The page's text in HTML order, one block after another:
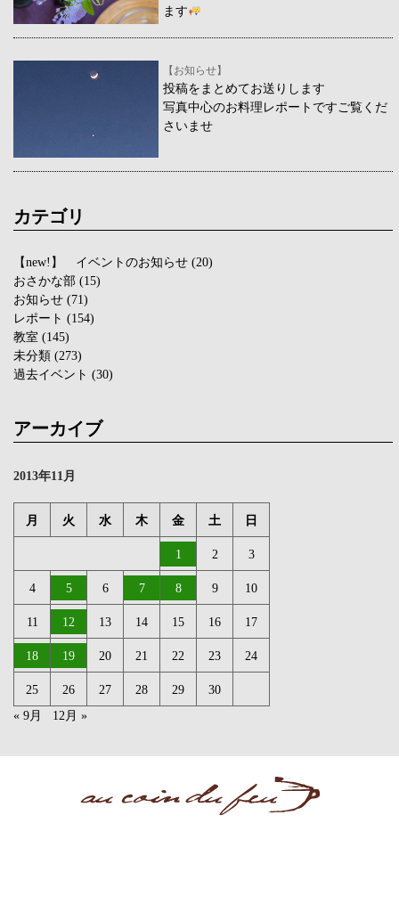
ます
【お知らせ】
投稿をまとめてお送りします
写真中心のお料理レポートですご覧くだ
さいませ
カテゴリ
【new!】 イベントのお知らせ (20)
おさかな部 (15)
お知らせ (71)
レポート (154)
教室 (145)
未分類 (273)
過去イベント (30)
アーカイブ
2013年11月
月 火 水 木 金 土 日
1 2 3
4 5 6 7 8 9 10
11 12 13 14 15 16 17
18 19 20 21 22 23 24
25 26 27 28 29
30
« 9月
12月 »